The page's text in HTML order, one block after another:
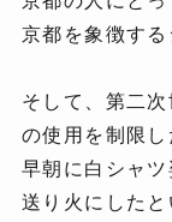
京都を象徴する
そして、第二
の使用を制限し
早朝に白シャ
送り火にした